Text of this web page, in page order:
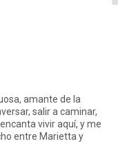
amante de la
salir a caminar,
vivir aquí, y me
entre Marietta y